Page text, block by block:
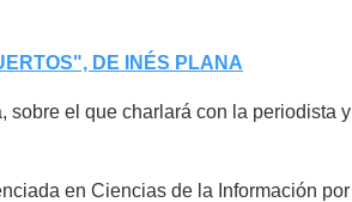
DE INÉS PLANA
sobre el que charlará con la periodista y
en Ciencias de la Información por